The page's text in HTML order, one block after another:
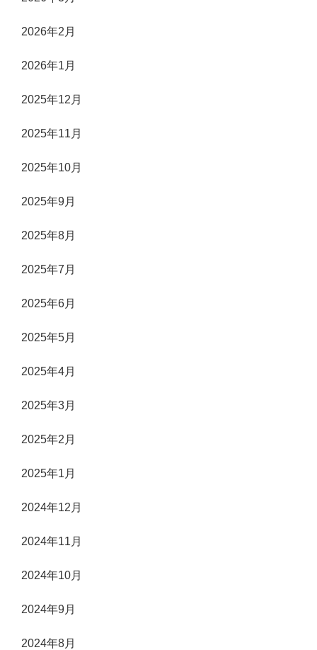
2026年2月
2026年1月
2025年12月
2025年11月
2025年10月
2025年9月
2025年8月
2025年7月
2025年6月
2025年5月
2025年4月
2025年3月
2025年2月
2025年1月
2024年12月
2024年11月
2024年10月
2024年9月
2024年8月